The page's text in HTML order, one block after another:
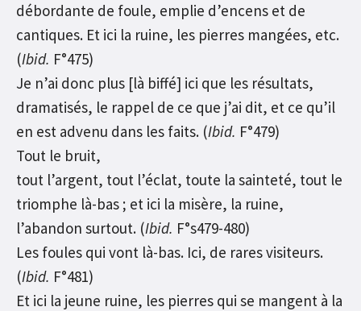
débordante de foule, emplie d’encens et de
cantiques. Et ici la ruine, les pierres mangées, etc.
(Ibid. F°475)
Je n’ai donc plus [là biffé] ici que les résultats,
dramatisés, le rappel de ce que j’ai dit, et ce qu’il
en est advenu dans les faits. (Ibid. F°479)
Tout le bruit,
tout l’argent, tout l’éclat, toute la sainteté, tout le
triomphe là-bas ; et ici la misère, la ruine,
l’abandon surtout. (Ibid. F°s479-480)
Les foules qui vont là-bas. Ici, de rares visiteurs.
(Ibid. F°481)
Et ici la jeune ruine, les pierres qui se mangent à la